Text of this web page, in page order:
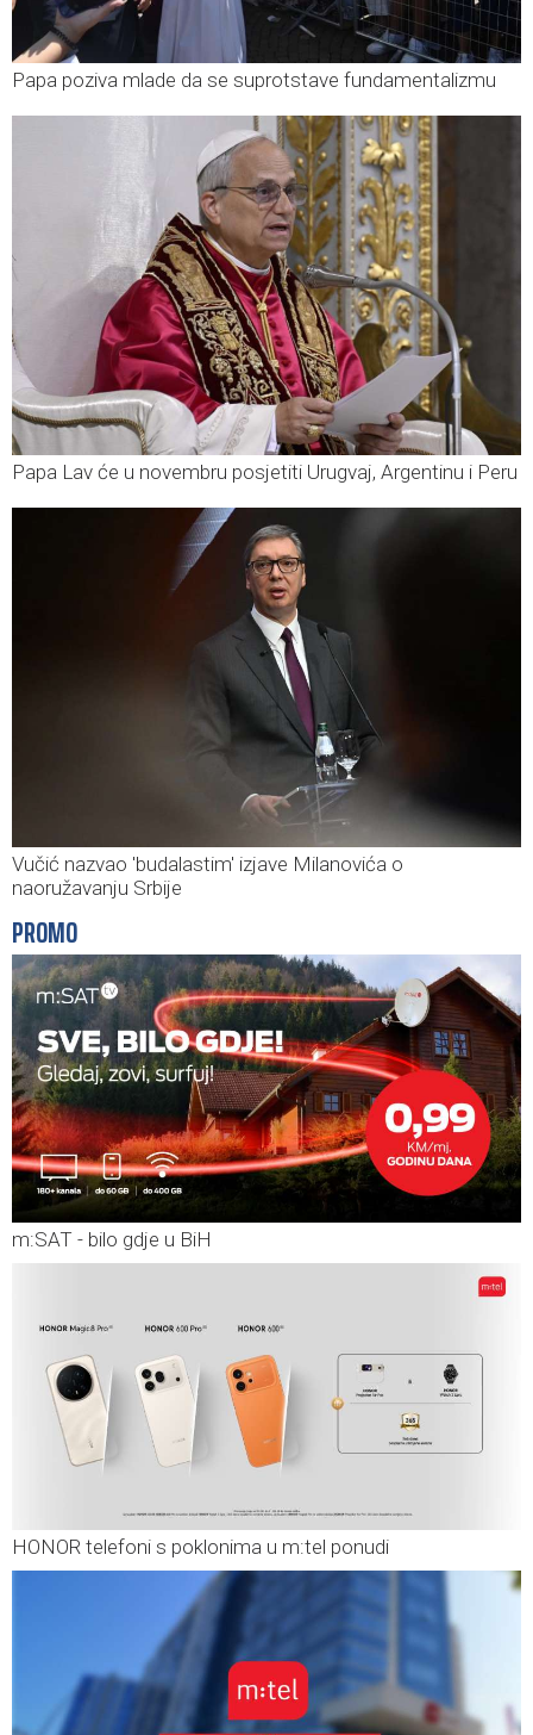
Papa poziva mlade da se suprotstave fundamentalizmu
Papa Lav će u novembru posjetiti Urugvaj, Argentinu i Peru
Vučić nazvao 'budalastim' izjave Milanovića o
naoružavanju Srbije
PROMO
m:SAT - bilo gdje u BiH
HONOR telefoni s poklonima u m:tel ponudi